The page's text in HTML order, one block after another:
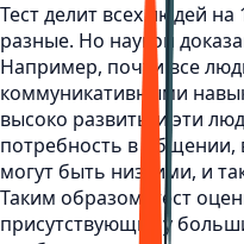
Тест делит всех людей
разные. Но наукой
Например, почти все
коммуникативными
высоко развиты и эти
потребность в общении,
могут быть низкими, и
Таким образом, тест
присутствующих у